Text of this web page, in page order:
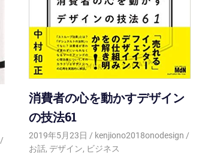
消費者の心を動かすデザイン
の技法61
2019年5月23日
kenjiono2018onodesign
お話, デザイン, ビジネス